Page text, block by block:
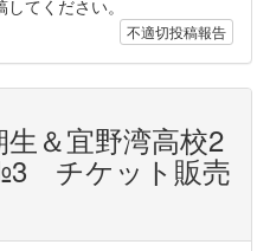
てください。
不適切投稿報告
生＆宜野湾高校2
チケット販売